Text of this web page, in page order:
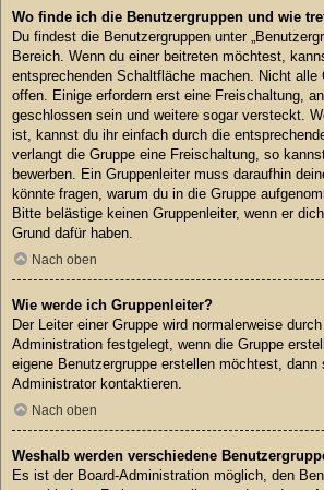
Wo finde ich die Benutzergruppen und wie
Du findest die Benutzergruppen unter
Bereich. Wenn du einer beitreten möchtest,
entsprechenden Schaltfläche machen. Nicht alle
offen. Einige erfordern erst eine Freischaltung,
geschlossen sein und weitere sogar versteckt.
ist, kannst du ihr einfach durch die
verlangt die Gruppe eine Freischaltung, so
bewerben. Ein Gruppenleiter muss daraufhin
könnte fragen, warum du in die Gruppe
Bitte belästige keinen Gruppenleiter, wenn er
Grund dafür haben.
Nach oben
Wie werde ich Gruppenleiter?
Der Leiter einer Gruppe wird normalerweise
Administration festgelegt, wenn die Gruppe
eigene Benutzergruppe erstellen möchtest, dann
Administrator kontaktieren.
Nach oben
Weshalb werden verschiedene
Es ist der Board-Administration möglich, den